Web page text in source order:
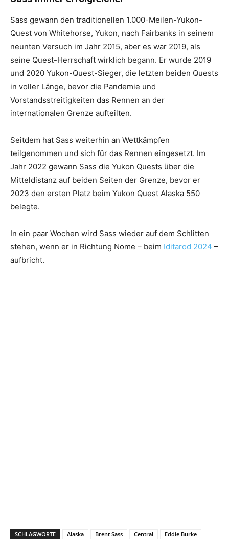
Sass gewann den traditionellen 1.000-Meilen-Yukon-
Quest von Whitehorse, Yukon, nach Fairbanks in seinem
neunten Versuch im Jahr 2015, aber es war 2019, als
seine Quest-Herrschaft wirklich begann. Er wurde 2019
und 2020 Yukon-Quest-Sieger, die letzten beiden Quests
in voller Länge, bevor die Pandemie und
Vorstandsstreitigkeiten das Rennen an der
internationalen Grenze aufteilten.
Seitdem hat Sass weiterhin an Wettkämpfen
teilgenommen und sich für das Rennen eingesetzt. Im
Jahr 2022 gewann Sass die Yukon Quests über die
Mitteldistanz auf beiden Seiten der Grenze, bevor er
2023 den ersten Platz beim Yukon Quest Alaska 550
belegte.
In ein paar Wochen wird Sass wieder auf dem Schlitten
stehen, wenn er in Richtung Nome – beim Iditarod 2024 –
aufbricht.
SCHLAGWORTE Alaska Brent Sass Central
Eddie Burke